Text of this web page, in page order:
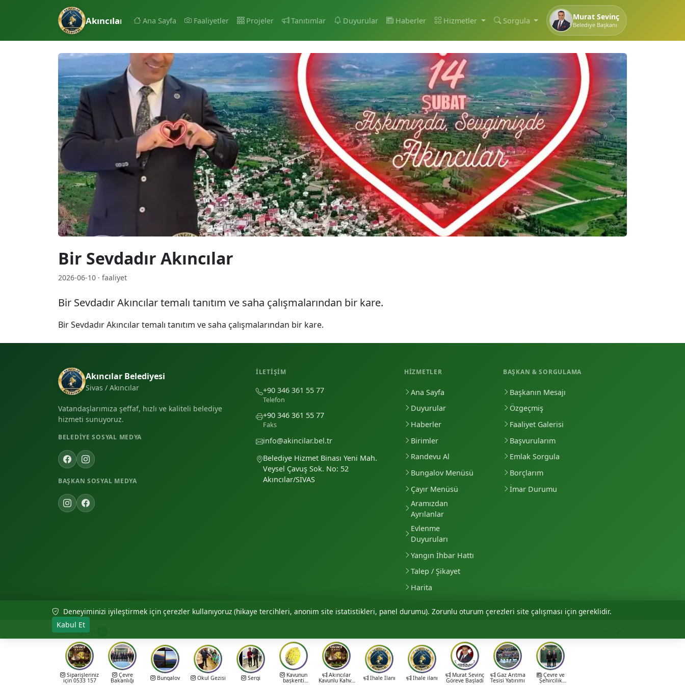
Akıncılar Belediyesi
Ana Sayfa Faaliyetler Projeler Tanıtımlar Duyurular Haberler Hizmetler Sorgula Murat Sevinç
Belediye Başkanı
Bir Sevdadır Akıncılar
2026-06-10 · faaliyet
Bir Sevdadır Akıncılar temalı tanıtım ve saha çalışmalarından bir kare.
Bir Sevdadır Akıncılar temalı tanıtım ve saha çalışmalarından bir kare.
Akıncılar Belediyesi
Sivas / Akıncılar
Vatandaşlarımıza şeffaf, hızlı ve kaliteli belediye
hizmeti sunuyoruz.
BELEDIYE SOSYAL MEDYA
BAŞKAN SOSYAL MEDYA
İLETIŞIM
+90 346 361 55 77
Telefon
+90 346 361 55 77
Faks
info@akincilar.bel.tr
Belediye Hizmet Binası Yeni Mah.
Veysel Çavuş Sok. No: 52
Akıncılar/SİVAS
HIZMETLER
Ana Sayfa
Duyurular
Haberler
Birimler
Randevu Al
Bungalov Menüsü
Çayır Menüsü
Aramızdan
Ayrılanlar
Evlenme
Duyuruları
Yangın İhbar Hattı
Talep / Şikayet
Harita
BAŞKAN & SORGULAMA
Başkanın Mesajı
Özgeçmiş
Faaliyet Galerisi
Başvurularım
Emlak Sorgula
Borçlarım
İmar Durumu
© 2026 Akıncılar Belediyesi — Tüm hakları saklıdır.
Deneyiminizi iyileştirmek için çerezler kullanıyoruz (hikaye tercihleri, anonim site istatistikleri, panel durumu). Zorunlu oturum çerezleri site çalışması için gereklidir.
Kabul Et
Hikayeler
Siparişleriniz
için 0533 157
Çevre
Bakanlığı Bungalov Okul Gezisi Sergi Kavunun
başkenti
Akıncılar
Kavunlu Kahve İhale İlanı İhale ilanı Murat Sevinç
Göreve Başladı
Gaz Arıtma
Tesisi Yatırımı
Çevre ve
Şehircilik